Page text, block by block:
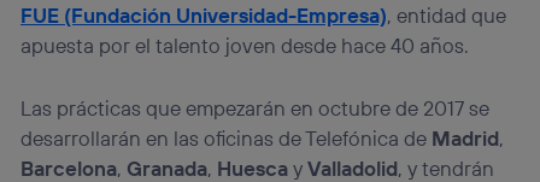
FUE (Fundación Universidad-Empresa), entidad que
apuesta por el talento joven desde hace 40 años.
Las prácticas que empezarán en octubre de 2017 se
desarrollarán en las oficinas de Telefónica de Madrid,
Barcelona, Granada, HuescayValladolid, y tendrán